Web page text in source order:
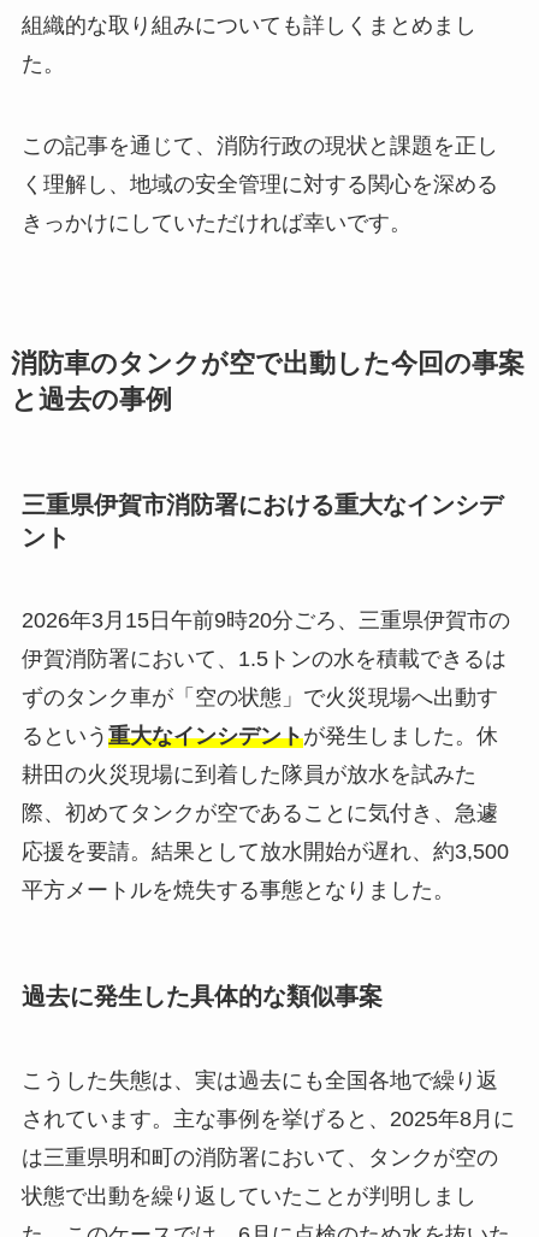
組織的な取り組みについても詳しくまとめまし
た。
この記事を通じて、消防行政の現状と課題を正し
く理解し、地域の安全管理に対する関心を深める
きっかけにしていただければ幸いです。
消防車のタンクが空で出動した今回の事案
と過去の事例
三重県伊賀市消防署における重大なインシデ
ント
2026年3月15日午前9時20分ごろ、三重県伊賀市の
伊賀消防署において、1.5トンの水を積載できるは
ずのタンク車が「空の状態」で火災現場へ出動す
るという 重大なインシデントが発生しました。休
耕田の火災現場に到着した隊員が放水を試みた
際、初めてタンクが空であることに気付き、急遽
応援を要請。結果として放水開始が遅れ、約3,500
平方メートルを焼失する事態となりました。
過去に発生した具体的な類似事案
こうした失態は、実は過去にも全国各地で繰り返
されています。主な事例を挙げると、2025年8月に
は三重県明和町の消防署において、タンクが空の
状態で出動を繰り返していたことが判明しまし